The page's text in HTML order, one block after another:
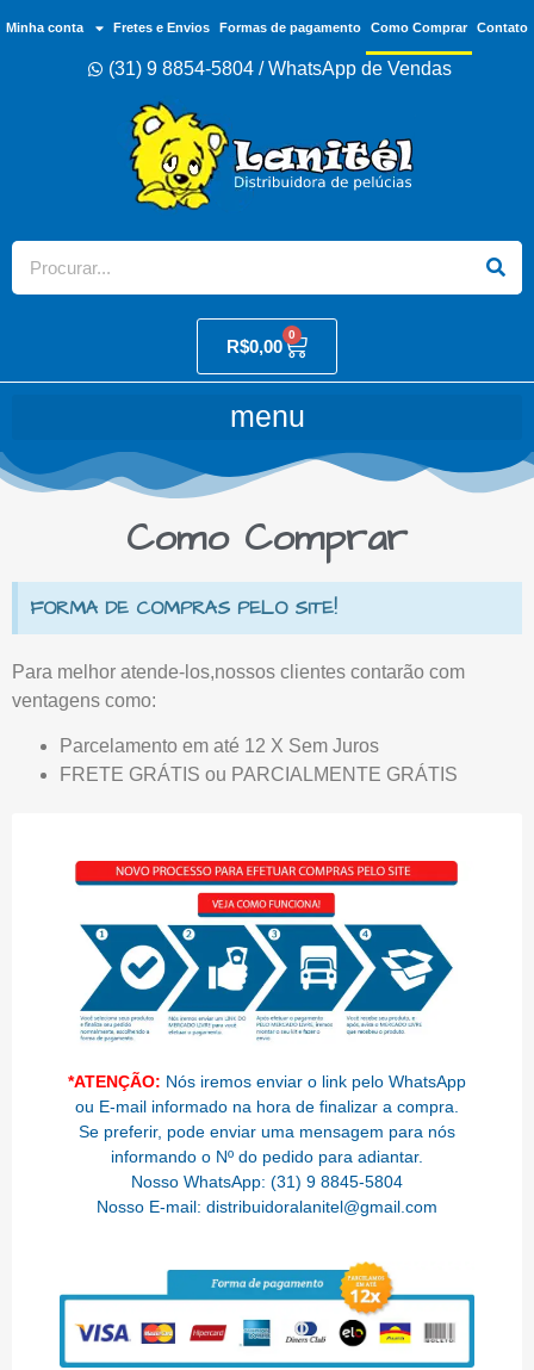
Minha conta Fretes e Envios Formas de pagamento Como Comprar Contato
(31) 9 8854-5804 / WhatsApp de Vendas
R$0,00
0
Como Comprar
FORMA DE COMPRAS PELO SITE!
Para melhor atende-los,nossos clientes contarão com
ventagens como:
Parcelamento em até 12 X Sem Juros
FRETE GRÁTIS ou PARCIALMENTE GRÁTIS
*ATENÇÃO: Nós iremos enviar o link pelo WhatsApp
ou E-mail informado na hora de finalizar a compra.
Se preferir, pode enviar uma mensagem para nós
informando o Nº do pedido para adiantar.
Nosso WhatsApp: (31) 9 8845-5804
Nosso E-mail: distribuidoralanitel@gmail.com